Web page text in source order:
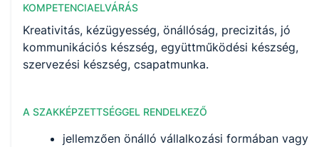
KOMPETENCIAELVÁRÁS
Kreativitás, kézügyesség, önállóság, precizitás, jó
kommunikációs készség, együttműködési készség,
szervezési készség, csapatmunka.
A SZAKKÉPZETTSÉGGEL RENDELKEZŐ
jellemzően önálló vállalkozási formában vagy